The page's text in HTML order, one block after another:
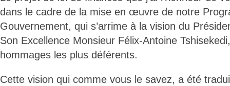
dans le cadre de la mise en œuvre de notre
Gouvernement, qui s’arrime à la vision du
Son Excellence Monsieur Félix-Antoine
hommages les plus déférents.
Cette vision qui comme vous le savez, a été